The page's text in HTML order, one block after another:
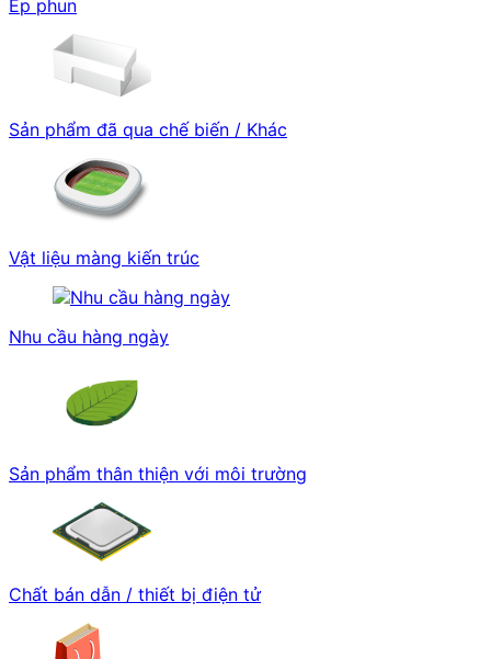
Ép phun
Sản phẩm đã qua chế biến / Khác
Vật liệu màng kiến trúc
Nhu cầu hàng ngày
Sản phẩm thân thiện với môi trường
Chất bán dẫn / thiết bị điện tử